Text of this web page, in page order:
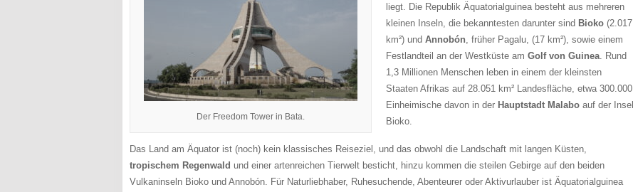
Der Freedom Tower in Bata.
liegt. Die Republik Äquatorialguinea besteht aus mehreren
kleinen Inseln, die bekanntesten darunter sind Bioko (2.017
km²) undAnnobón , früher Pagalu, (17 km²), sowie einem
Festlandteil an der Westküste amGolf von Guinea . Rund
1,3 Millionen Menschen leben in einem der kleinsten
Staaten Afrikas auf 28.051 km² Landesfläche, etwa 300.000
Einheimische davon in der Hauptstadt Malabo auf der Insel
Bioko.
Das Land am Äquator ist (noch) kein klassisches Reiseziel, und das obwohl die Landschaft mit langen Küsten,
tropischem Regenwald und einer artenreichen Tierwelt besticht, hinzu kommen die steilen Gebirge auf den beiden
Vulkaninseln Bioko und Annobón. Für Naturliebhaber, Ruhesuchende, Abenteurer oder Aktivurlauber ist Äquatorialguinea